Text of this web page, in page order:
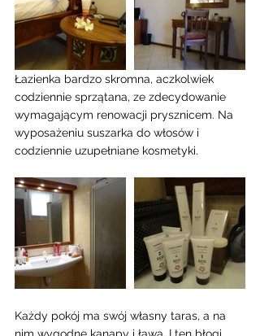
Łazienka bardzo skromna, aczkolwiek
codziennie sprzątana, ze zdecydowanie
wymagającym renowacji prysznicem. Na
wyposażeniu suszarka do włosów i
codziennie uzupełniane kosmetyki.
Każdy pokój ma swój własny taras, a na
nim wygodne kanapy i ława. I ten błogi